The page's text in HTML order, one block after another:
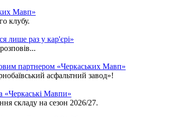
Мавп»
клубу.
лише раз у кар'єрі»
партнером «Черкаських Мавп»
асфальтний завод»!
«Черкаські Мавпи»
складу на сезон 2026/27.